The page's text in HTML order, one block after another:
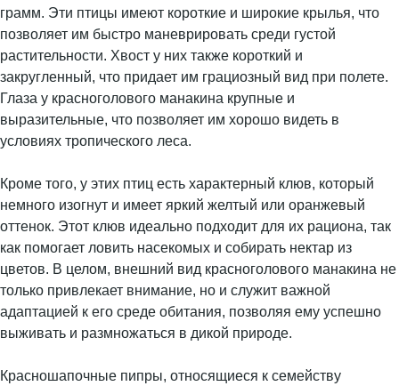
грамм. Эти птицы имеют короткие и широкие крылья, что
позволяет им быстро маневрировать среди густой
растительности. Хвост у них также короткий и
закругленный, что придает им грациозный вид при полете.
Глаза у красноголового манакина крупные и
выразительные, что позволяет им хорошо видеть в
условиях тропического леса.
Кроме того, у этих птиц есть характерный клюв, который
немного изогнут и имеет яркий желтый или оранжевый
оттенок. Этот клюв идеально подходит для их рациона, так
как помогает ловить насекомых и собирать нектар из
цветов. В целом, внешний вид красноголового манакина не
только привлекает внимание, но и служит важной
адаптацией к его среде обитания, позволяя ему успешно
выживать и размножаться в дикой природе.
Красношапочные пипры, относящиеся к семейству